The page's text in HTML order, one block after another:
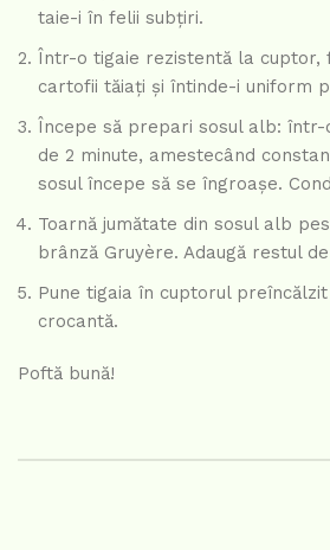
taie-i în felii subțiri.
Într-o tigaie rezistentă la cuptor,
cartofii tăiați și întinde-i uniform
Începe să prepari sosul alb: într-
de 2 minute, amestecând
sosul începe să se îngroașe.
Toarnă jumătate din sosul alb
brânză Gruyère. Adaugă restul
Pune tigaia în cuptorul
crocantă.
Poftă bună!